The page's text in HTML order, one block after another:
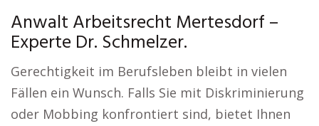
Anwalt Arbeitsrecht Mertesdorf –
Experte Dr. Schmelzer.
Gerechtigkeit im Berufsleben bleibt in vielen
Fällen ein Wunsch. Falls Sie mit Diskriminierung
oder Mobbing konfrontiert sind, bietet Ihnen